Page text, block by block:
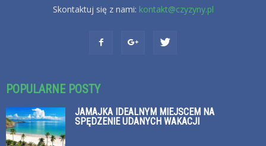
Skontaktuj się z nami: kontakt@czyzyny.pl
POPULARNE POSTY
JAMAJKA IDEALNYM MIEJSCEM NA
SPĘDZENIE UDANYCH WAKACJI